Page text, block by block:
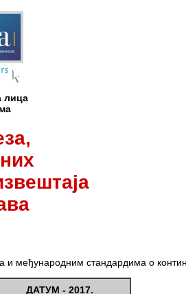
лица
међународним стандардима о
ДАТУМ - 2017.